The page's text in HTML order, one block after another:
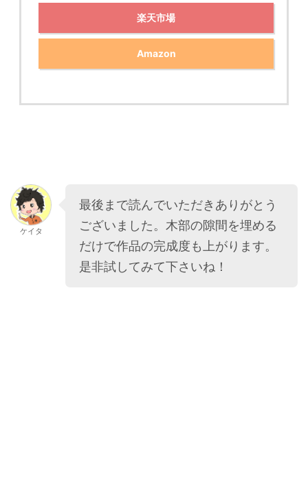
楽天市場
Amazon
ケイタ
最後まで読んでいただきありがとう
ございました。木部の隙間を埋める
だけで作品の完成度も上がります。
是非試してみて下さいね！